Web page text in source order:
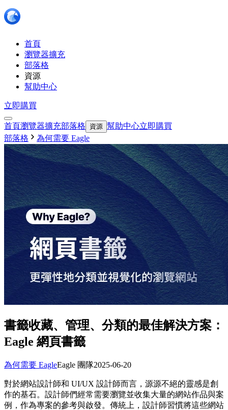
首頁
瀏覽器擴充
部落格
資源
幫助中心
立即購買
首頁瀏覽器擴充部落格 資源 幫助中心立即購買
部落格
為何需要 Eagle
書籤收藏、管理、分類的最佳解決方案：
Eagle 網頁書籤
為何需要 EagleEagle 團隊2025-06-20
對於網站設計師和 UI/UX 設計師而言，源源不絕的靈感是創
作的基石。設計師們經常需要瀏覽並收集大量的網站作品與案
例，作為專案的參考與啟發。傳統上，設計師習慣將這些網站